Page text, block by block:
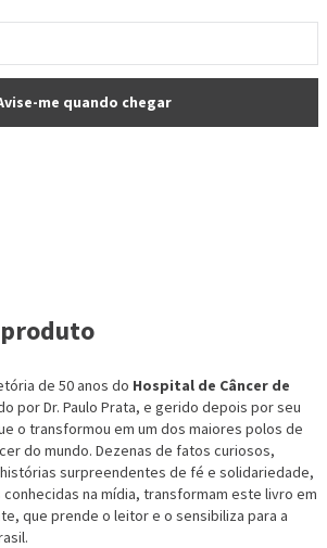
de 50 anos do Hospital de Câncer de
por Dr. Paulo Prata, e gerido depois por seu
o transformou em um dos maiores polos de
do mundo. Dezenas de fatos curiosos,
surpreendentes de fé e solidariedade,
na mídia, transformam este livro em
que prende o leitor e o sensibiliza para a